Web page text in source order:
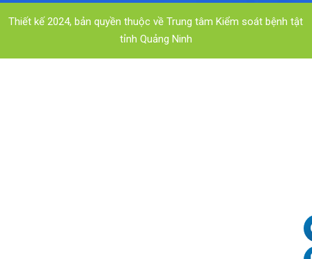
Thiết kế 2024, bản quyền thuộc về Trung tâm Kiểm soát bệnh tật
tỉnh Quảng Ninh